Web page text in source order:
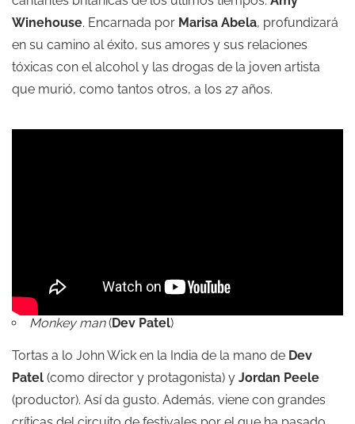
Winehouse. Encarnada por Marisa Abela, profundizará
en su camino al éxito, sus amores y sus relaciones
tóxicas con el alcohol y las drogas de la joven artista
que murió, como tantos otros, a los 27 años.
Monkey man(Dev Patel)
Tortas a lo John Wick en la India de la mano de Dev
Patel (como director y protagonista) y Jordan Peele
(productor). Así da gusto. Además, viene con grandes